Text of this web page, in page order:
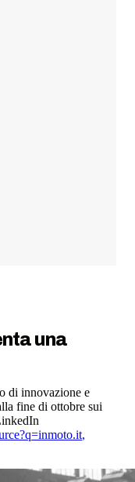
una
di innovazione e
fine di ottobre sui
,